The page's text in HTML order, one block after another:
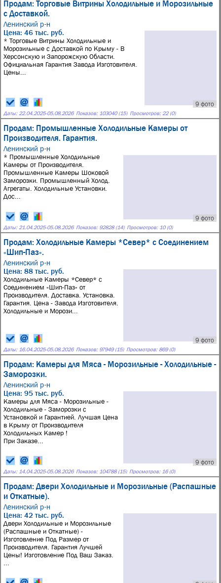
Продам: Торговые Витрины Холодильные и Морозильные
с Доставкой.
Ленинский р-н
9 фото
Цена: 46 тыс. руб.
* Торговые Витрины Холодильные и
Морозильные с Доставкой по Крыму - В
Херсонскую и Запорожскую Области.
Официальная Гарантия Завода Изготовителя.
Цены...
Даты: 22.04.2025-05.08.2026 Показов: 103040 (15) Просмотров: 22 (0)
Продам: Промышленные Холодильные Камеры от
Производителя. Гарантия.
Ленинский р-н
9 фото
* Промышленные Холодильные
Камеры от Производителя.
Промышленные Камеры Шоковой
Заморозки. Промышленный Холод.
Агрегаты. Холодильные Установки.
Дос...
Даты: 21.04.2025-05.08.2026 Показов: 92828 (14) Просмотров: 10 (0)
Продам: Холодильные Камеры *Север* с Соединением
«Шип-Паз».
Ленинский р-н
9 фото
Цена: 88 тыс. руб.
Холодильные Камеры *Север* с
Соединением «Шип-Паз» от
Производителя. Доставка. Установка.
Гарантия. Цена - Завода Изготовителя.
Холодильные и Морози...
Даты: 16.04.2025-05.08.2026 Показов: 97949 (15) Просмотров: 869 (0)
Продам: Камеры для Мяса - Морозильные - Холодильные -
Заморозки.
Ленинский р-н
9 фото
Цена: 95 тыс. руб.
Камеры для Мяса - Морозильные -
Холодильные - Заморозки с
Установкой и Гарантией. Лучшая Цена
в Крыму от Производителя
Холодильных Камер !
При Заказе...
Даты: 14.04.2025-05.08.2026 Показов: 104788 (15) Просмотров: 16 (0)
Продам: Двери Холодильные и Морозильные (Распашные
и Откатные).
Ленинский р-н
Цена: 42 тыс. руб.
Двери Холодильные и Морозильные
(Распашные и Откатные) -
Изготовление Под Размер от
Производителя. Гарантия Лучшей
Цены! Изготовление Под Ваш Заказ.